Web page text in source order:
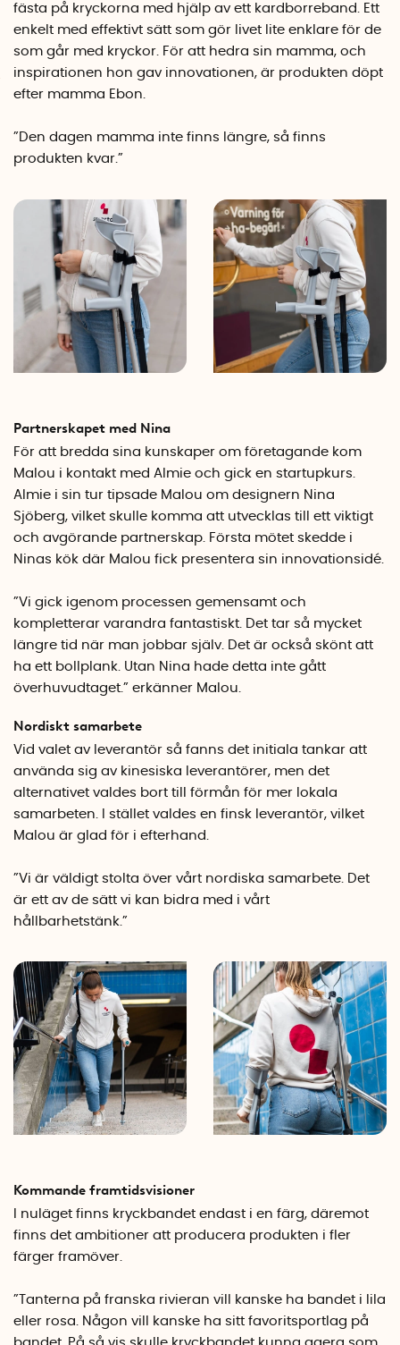
fästa på kryckorna med hjälp av ett kardborreband. Ett
enkelt med effektivt sätt som gör livet lite enklare för de
som går med kryckor. För att hedra sin mamma, och
inspirationen hon gav innovationen, är produkten döpt
efter mamma Ebon.
”Den dagen mamma inte finns längre, så finns
produkten kvar.”
Partnerskapet med Nina
För att bredda sina kunskaper om företagande kom
Malou i kontakt med Almie och gick en startupkurs.
Almie i sin tur tipsade Malou om designern Nina
Sjöberg, vilket skulle komma att utvecklas till ett viktigt
och avgörande partnerskap. Första mötet skedde i
Ninas kök där Malou fick presentera sin innovationsidé.
”Vi gick igenom processen gemensamt och
kompletterar varandra fantastiskt. Det tar så mycket
längre tid när man jobbar själv. Det är också skönt att
ha ett bollplank. Utan Nina hade detta inte gått
överhuvudtaget.” erkänner Malou.
Nordiskt samarbete
Vid valet av leverantör så fanns det initiala tankar att
använda sig av kinesiska leverantörer, men det
alternativet valdes bort till förmån för mer lokala
samarbeten. I stället valdes en finsk leverantör, vilket
Malou är glad för i efterhand.
”Vi är väldigt stolta över vårt nordiska samarbete. Det
är ett av de sätt vi kan bidra med i vårt
hållbarhetstänk.”
Kommande framtidsvisioner
I nuläget finns kryckbandet endast i en färg, däremot
finns det ambitioner att producera produkten i fler
färger framöver.
”Tanterna på franska rivieran vill kanske ha bandet i lila
eller rosa. Någon vill kanske ha sitt favoritsportlag på